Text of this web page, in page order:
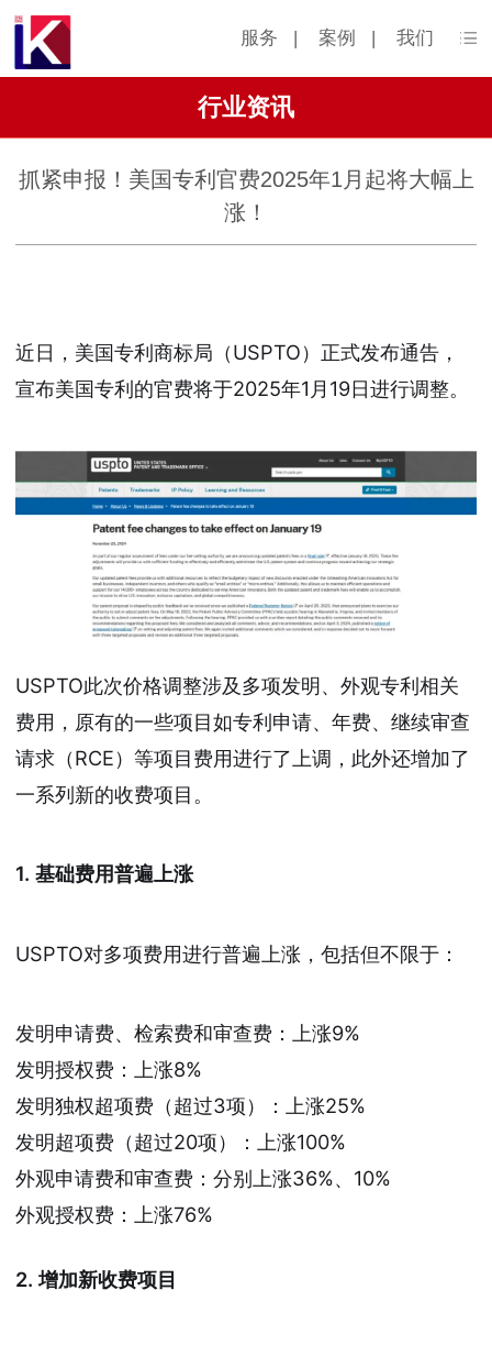
服务 | 案例 | 我们
行业资讯
抓紧申报！美国专利官费2025年1月起将大幅上
涨！
近日，美国专利商标局（USPTO）正式发布通告，
宣布美国专利的官费将于2025年1月19日进行调整。
USPTO此次价格调整涉及多项发明、外观专利相关
费用，原有的一些项目如专利申请、年费、继续审查
请求（RCE）等项目费用进行了上调，此外还增加了
一系列新的收费项目。
1. 基础费用普遍上涨
USPTO对多项费用进行普遍上涨，包括但不限于：
发明申请费、检索费和审查费：上涨9%
发明授权费：上涨8%
发明独权超项费（超过3项）：上涨25%
发明超项费（超过20项）：上涨100%
外观申请费和审查费：分别上涨36%、10%
外观授权费：上涨76%
2. 增加新收费项目